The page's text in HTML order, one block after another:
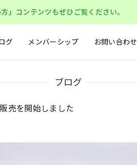
」コンテンツもぜひご覧ください。
グ メンバーシップ お問い合わせ
ブログ
売を開始しました